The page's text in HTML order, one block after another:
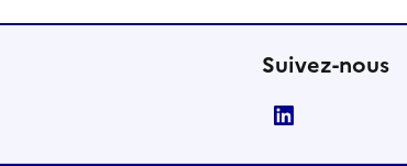
Suivez-nous